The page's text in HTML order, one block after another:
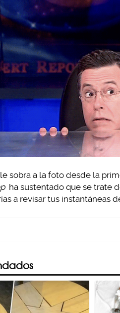
sobra a la foto desde la
ha sustentado que se trate
a revisar tus instantáneas